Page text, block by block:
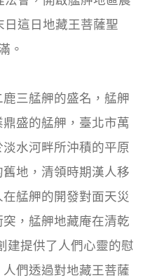
這日地藏王菩薩聖
。
三艋舺的盛名，艋舺
盛的艋舺，臺北市萬
水河畔所沖積的平原
地，清領時期漢人移
艋舺的開發對面天災
，艋舺地藏庵在清乾
建提供了人們心靈的慰
們透過對地藏王菩薩